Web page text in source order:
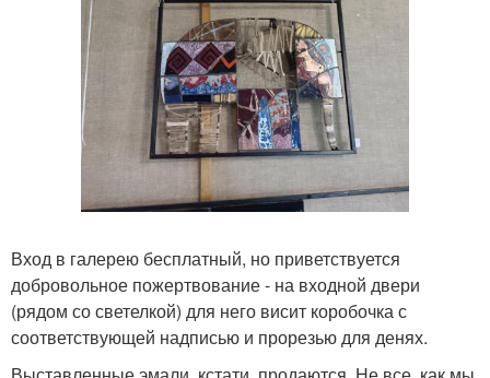
Вход в галерею бесплатный, но приветствуется
добровольное пожертвование - на входной двери
(рядом со светелкой) для него висит коробочка с
соответствующей надписью и прорезью для денях.